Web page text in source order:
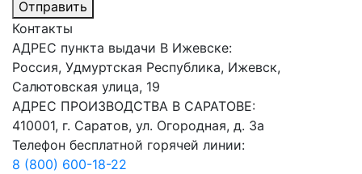
Отправить
Контакты
АДРЕС пункта выдачи В Ижевске:
Россия, Удмуртская Республика, Ижевск,
Салютовская улица, 19
АДРЕС ПРОИЗВОДСТВА В САРАТОВЕ:
410001, г. Саратов, ул. Огородная, д. 3а
Телефон бесплатной горячей линии:
8 (800) 600-18-22